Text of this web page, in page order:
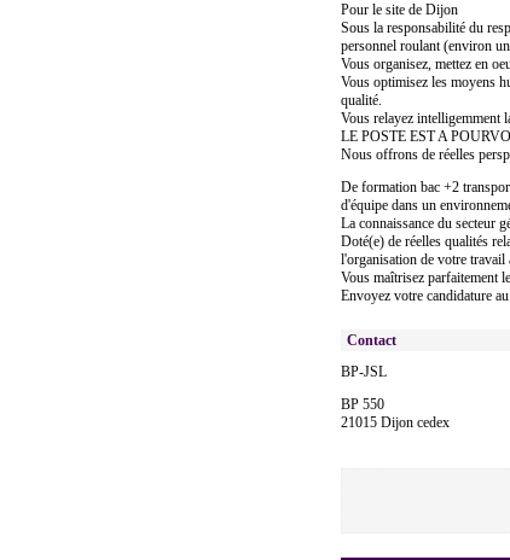
Pour le site de Dijon
Sous la responsabilité du
personnel roulant (environ
Vous organisez, mettez en
Vous optimisez les moyens
qualité.
Vous relayez intelligemment
LE POSTE EST A
Nous offrons de réelles
De formation bac +2
d'équipe dans un
La connaissance du secteur
Doté(e) de réelles qualités
l'organisation de votre travail
Vous maîtrisez parfaitement
Envoyez votre candidature
Contact
BP-JSL
BP 550
21015 Dijon cedex